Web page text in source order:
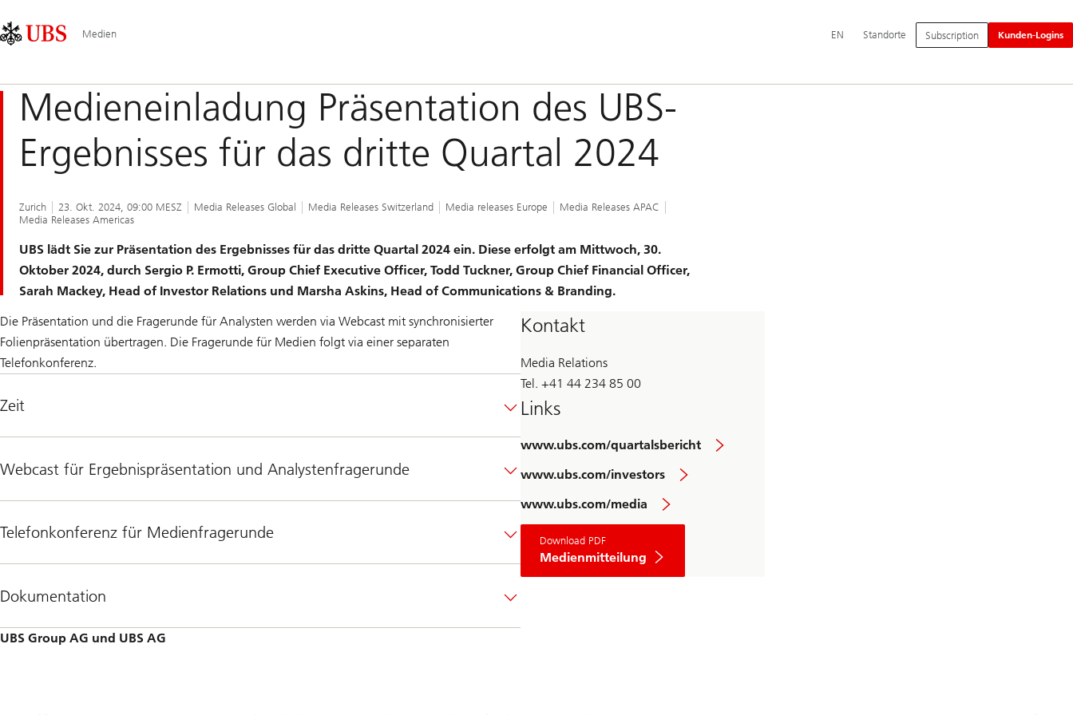
Area
Medien Hauptnavigation
Switch
English
EN Standorte Subscription Kunden-Logins
Medieneinladung Präsentation des UBS-
Ergebnisses für das dritte Quartal 2024
Zurich 23. Okt. 2024, 09:00 MESZ Media Releases Global Media Releases Switzerland Media releases Europe
Media Releases APAC
Media Releases Americas
UBS lädt Sie zur Präsentation des Ergebnisses für das dritte Quartal 2024 ein. Diese erfolgt am Mittwoch, 30.
Oktober 2024, durch Sergio P. Ermotti, Group Chief Executive Officer, Todd Tuckner, Group Chief Financial Officer,
Sarah Mackey, Head of Investor Relations und Marsha Askins, Head of Communications & Branding.
Die Präsentation und die Fragerunde für Analysten werden via Webcast mit synchronisierter
Folienpräsentation übertragen. Die Fragerunde für Medien folgt via einer separaten
Telefonkonferenz.
Zeit
Webcast für Ergebnispräsentation und Analystenfragerunde
Telefonkonferenz für Medienfragerunde
Dokumentation
UBS Group AG und UBS AG
Kontakt
Media Relations
Tel. +41 44 234 85 00
Links
www.ubs.com/quartalsbericht
www.ubs.com/investors
www.ubs.com/media
Download PDF
Medienmitteilung